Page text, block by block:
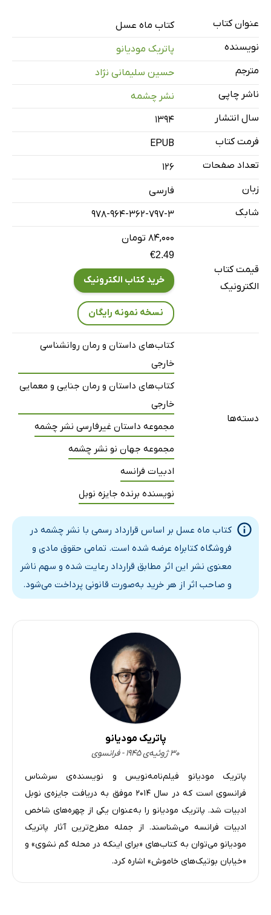
عنوان کتاب
کتاب ماه عسل
نویسنده
پاتریک مودیانو
مترجم
حسین سلیمانی نژاد
ناشر چاپی
نشر چشمه
سال انتشار
۱۳۹۴
فرمت کتاب
EPUB
تعداد صفحات
126
زبان
فارسی
شابک
978-964-362-797-3
قیمت کتاب
الکترونیک
۸۴,۰۰۰ تومان
€2.49
خرید کتاب الکترونیک
نسخه نمونه رایگان
دسته‌ها
کتاب‌های داستان و رمان روانشناسی
خارجی
کتاب‌های داستان و رمان جنایی و معمایی
خارجی
مجموعه داستان غیرفارسی نشر چشمه
مجموعه جهان نو نشر چشمه
ادبیات فرانسه
نویسنده برنده جایزه نوبل
کتاب ماه عسل بر اساس قرارداد رسمی با نشر چشمه در
فروشگاه کتابراه عرضه شده است. تمامی حقوق مادی و
معنوی نشر این اثر مطابق قرارداد رعایت شده و سهم ناشر
و صاحب اثر از هر خرید به‌صورت قانونی پرداخت می‌شود.
پاتریک مودیانو
۳۰ ژوئیه‌ی ۱۹۴۵ - فرانسوی
پاتریک مودیانو فیلم‌نامه‌نویس و نویسنده‌ی سرشناس
فرانسوی‌ است که در سال 2014 موفق به دریافت جایزه‌ی نوبل
ادبیات شد. پاتریک مودیانو را به‌عنوان یکی از چهره‌های شاخص
ادبیات فرانسه می‌شناسند. از جمله مطرح‌ترین آثار پاتریک
مودیانو می‌توان به کتاب‌های «برای اینکه در محله گم نشوی» و
«خیابان بوتیک‌های خاموش» اشاره کرد.